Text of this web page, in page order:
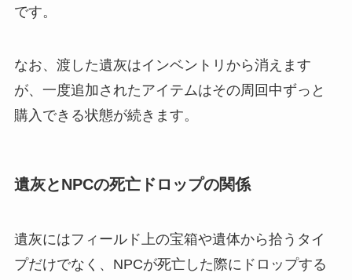
です。
なお、渡した遺灰はインベントリから消えます
が、一度追加されたアイテムはその周回中ずっと
購入できる状態が続きます。
遺灰とNPCの死亡ドロップの関係
遺灰にはフィールド上の宝箱や遺体から拾うタイ
プだけでなく、NPCが死亡した際にドロップする